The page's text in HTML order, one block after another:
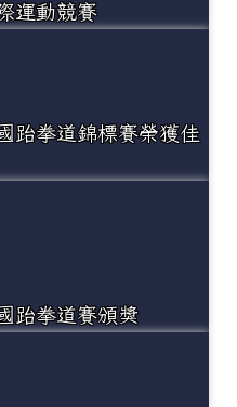
運動競賽
跆拳道錦標賽榮獲佳
跆拳道賽頒獎